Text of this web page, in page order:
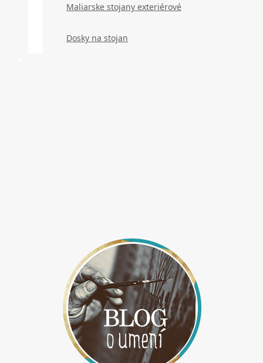
Maliarske stojany exteriérové
Dosky na stojan